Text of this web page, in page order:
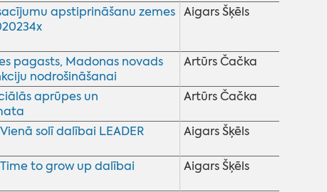
apstiprināšanu zemes Aigars Šķēls
pagasts, Madonas novads
nodrošināšanai
Artūrs Čačka
aprūpes un
Artūrs Čačka
solī dalībai LEADER
Aigars Šķēls
to grow up dalībai
Aigars Šķēls